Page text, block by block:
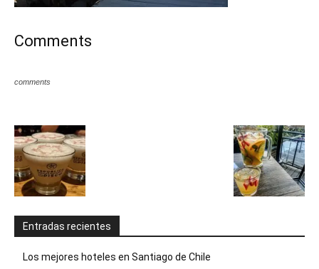
Comments
comments
Entradas recientes
Los mejores hoteles en Santiago de Chile